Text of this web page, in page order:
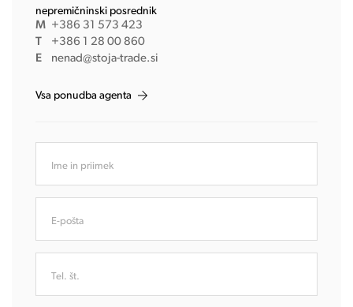
nepremičninski posrednik
M +386 31 573 423
T
+386 1 28 00 860
E
nenad@stoja-trade.si
Vsa ponudba agenta
Ime in priimek
E-pošta
Tel. št.